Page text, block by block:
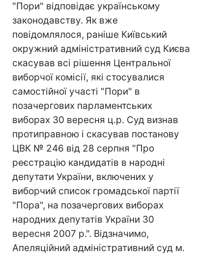
"Пори" відповідає українському
законодавству. Як вже
повідомлялося, раніше Київський
окружний адміністративний суд Києва
скасував всі рішення Центральної
виборчої комісії, які стосувалися
самостійної участі "Пори" в
позачергових парламентських
виборах 30 вересня ц.р. Суд визнав
протиправною і скасував постанову
ЦВК № 246 від 28 серпня "Про
реєстрацію кандидатів в народні
депутати України, включених у
виборчий список громадської партії
"Пора", на позачергових виборах
народних депутатів України 30
вересня 2007 р.". Відзначимо,
Апеляційний адміністративний суд м.